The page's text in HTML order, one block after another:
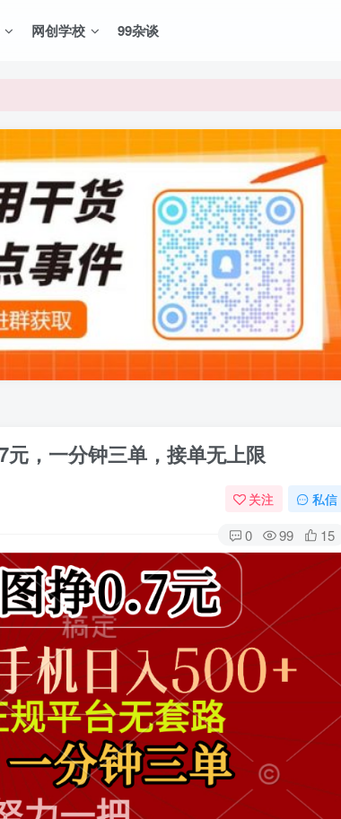
网创学校 99杂谈
程、创业教程、网络营销教程、自媒体短视频教程等，长
，一分钟三单，接单无上限
关注 私信
0 99 15